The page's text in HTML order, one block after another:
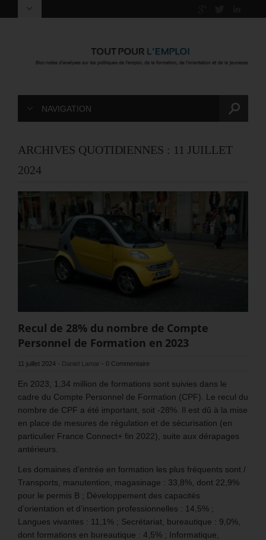
NAVIGATION
ARCHIVES QUOTIDIENNES : 11 JUILLET
2024
Recul de 28% du nombre de Compte
Personnel de Formation en 2023
11 juillet 2024 - Daniel Lamar - 0 Commentaire
En 2023, 1,34 million de formations sont suivies dans le
cadre du Compte Personnel de Formation (CPF). Le recul du
nombre de CPF a été important, soit -28%. Il est dû à la mise
en place de mesures de régulation et de sécurisation (en
particulier France Connect+ fin 2022), suite aux dérapages
antérieurs.
Les domaines d’entrée en formation les plus fréquents sont /
Transports, manutention, magasinage : 33,8%, dont 22,9%
pour le permis B ; Développement des capacités
d’orientation et d’insertion professionnelles : 14,5% ;
Langues vivantes : 11,1% ; Secrétariat, bureautique : 9,0%,
dont formations en bureautique : 4,5% ; Informatique,